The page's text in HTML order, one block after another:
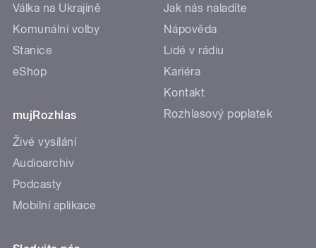
Válka na Ukrajině
Komunální volby
Stanice
eShop
mujRozhlas
Živé vysílání
Audioarchiv
Podcasty
Mobilní aplikace
Jak nás naladíte
Nápověda
Lidé v rádiu
Kariéra
Kontakt
Rozhlasový poplatek